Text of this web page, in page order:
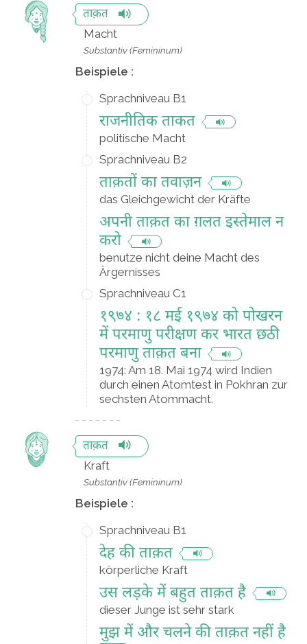
ताक़त
Macht
Substantiv (Femininum)
Beispiele :
Sprachniveau B1
राजनीतिक ताकत
politische Macht
Sprachniveau B2
ताक़तों का तवाज़न
das Gleichgewicht der Kräfte
अपनी ताक़त का ग़लत इस्तेमाल न
करो
benutze nicht deine Macht des
Ärgernisses
Sprachniveau C1
१९७४ : १८ मई १९७४ को पोखरन
में परमाणु परीक्षण कर भारत छठी
परमाणु ताक़त बना
1974: Am 18. Mai 1974 wird Indien
durch einen Atomtest in Pokhran zur
sechsten Atommacht.
ताक़त
Kraft
Substantiv (Femininum)
Beispiele :
Sprachniveau B1
देह की ताक़त
körperliche Kraft
उस लड़के में बहुत ताक़त है
dieser Junge ist sehr stark
मुझ में और चलने की ताक़त नहीं है